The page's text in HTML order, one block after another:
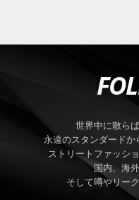
世界中に散ら
永遠のスタンダード
ストリートファッシ
国内、海
そして噂やリー